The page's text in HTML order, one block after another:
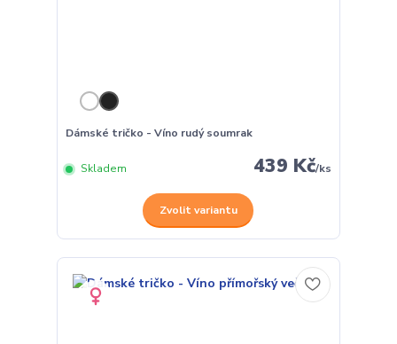
Dámské tričko - Víno rudý soumrak
439 Kč/ks
Skladem
Zvolit variantu